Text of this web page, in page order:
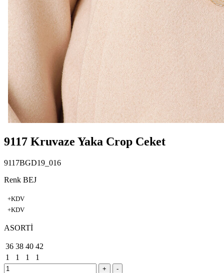
9117 Kruvaze Yaka Crop Ceket
9117BGD19_016
Renk BEJ
+KDV
+KDV
ASORTİ
36 38 40 42
1
1 1 1
+ -